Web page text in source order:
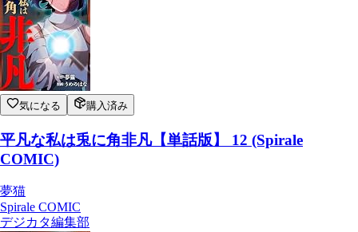
気になる 購入済み
平凡な私は兎に角非凡【単話版】 12 (Spirale
COMIC)
夢猫
Spirale COMIC
デジカタ編集部